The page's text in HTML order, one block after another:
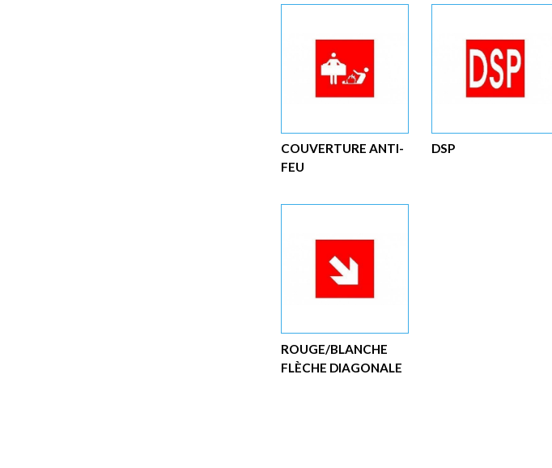
COUVERTURE ANTI-
FEU
DSP
ROUGE/BLANCHE
FLÈCHE DIAGONALE